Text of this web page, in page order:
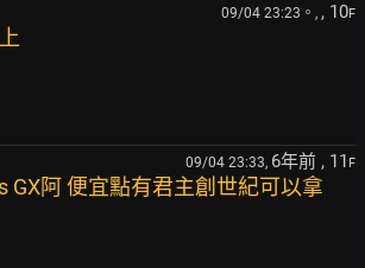
09/04 23:23。, , 10F
09/04 23:33, 6年前 , 11 F
GX阿 便宜點有君主創世紀可以拿